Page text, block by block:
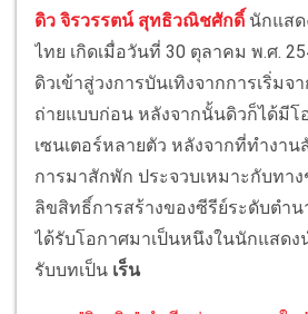
ดิว จิรวรรตน์ สุทธิวณิชศักดิ์ นักแส
ไทย เกิดเมื่อวันที่ 30 ตุลาคม พ.ศ.
ดิวเข้าสู่วงการบันเทิงจากการเริ่มจ
ถ่ายแบบก่อน หลังจากนั้นดิวก็ได้มีโ
เซนเตอร์หลายตัว หลังจากที่ทำงา
การมาสักพัก ประจวบเหมาะกับทาง
ลิขสิทธิ์การสร้างของซีรีย์ระดับตำน
ได้รับโอกาศมาเป็นหนึงในนักแสดง
รับบทเป็น เร็น